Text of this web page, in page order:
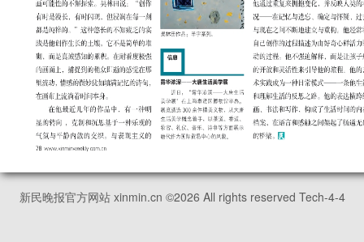
新民晚报官方网站 xinmin.cn ©2026 All rights reserved Tech-4-4